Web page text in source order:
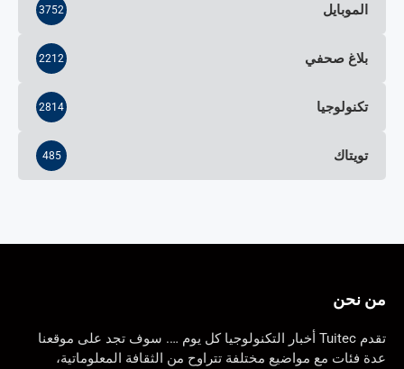
الموبايل 3752
بلاغ صحفي 2212
تكنولوجيا 2814
تويتاك 485
من نحن
تقدم Tuitec أخبار التكنولوجيا كل يوم …. سوف تجد على موقعنا
عدة فئات مع مواضيع مختلفة تتراوح من الثقافة المعلوماتية،